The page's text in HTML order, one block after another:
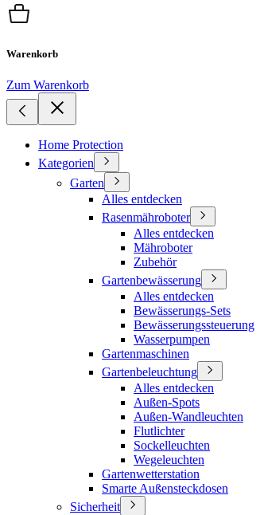
Warenkorb
Zum Warenkorb
Home Protection
Kategorien
Garten
Alles entdecken
Rasenmähroboter
Alles entdecken
Mähroboter
Zubehör
Gartenbewässerung
Alles entdecken
Bewässerungs-Sets
Bewässerungssteuerung
Wasserpumpen
Gartenmaschinen
Gartenbeleuchtung
Alles entdecken
Außen-Spots
Außen-Wandleuchten
Flutlichter
Sockelleuchten
Wegeleuchten
Gartenwetterstation
Smarte Außensteckdosen
Sicherheit